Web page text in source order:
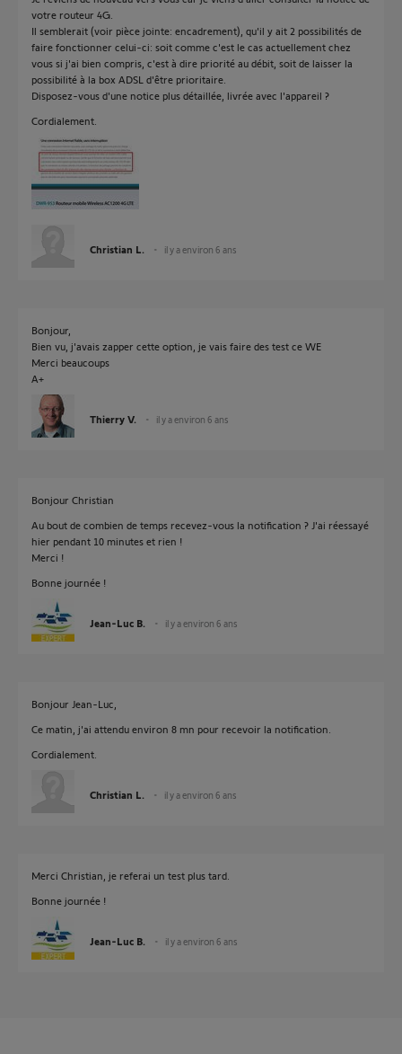
votre routeur 4G.
Il semblerait (voir pièce jointe: encadrement), qu'il y ait 2 possibilités de
faire fonctionner celui-ci: soit comme c'est le cas actuellement chez
vous si j'ai bien compris, c'est à dire priorité au débit, soit de laisser la
possibilité à la box ADSL d'être prioritaire.
Disposez-vous d'une notice plus détaillée, livrée avec l'appareil ?
Cordialement.
Christian L. il y a environ 6 ans
Bonjour,
Bien vu, j'avais zapper cette option, je vais faire des test ce WE
Merci beaucoups
A+
Thierry V. il y a environ 6 ans
Bonjour Christian
Au bout de combien de temps recevez-vous la notification ? J'ai réessayé
hier pendant 10 minutes et rien !
Merci !
Bonne journée !
Jean-Luc B. il y a environ 6 ans
Bonjour Jean-Luc,
Ce matin, j'ai attendu environ 8 mn pour recevoir la notification.
Cordialement.
Christian L. il y a environ 6 ans
Merci Christian, je referai un test plus tard.
Bonne journée !
Jean-Luc B. il y a environ 6 ans